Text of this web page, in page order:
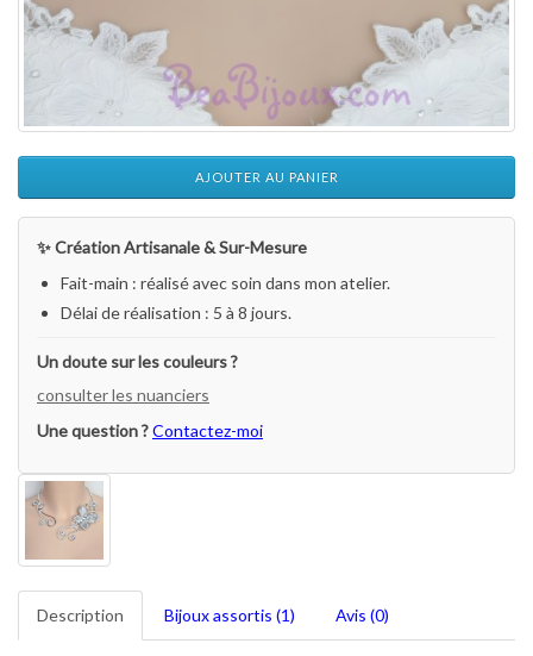
AJOUTER AU PANIER
✨ Création Artisanale & Sur-Mesure
Fait-main : réalisé avec soin dans mon atelier.
Délai de réalisation : 5 à 8 jours.
Un doute sur les couleurs ?
consulter les nuanciers
Une question ?Contactez-moi
Description Bijoux assortis (1) Avis (0)